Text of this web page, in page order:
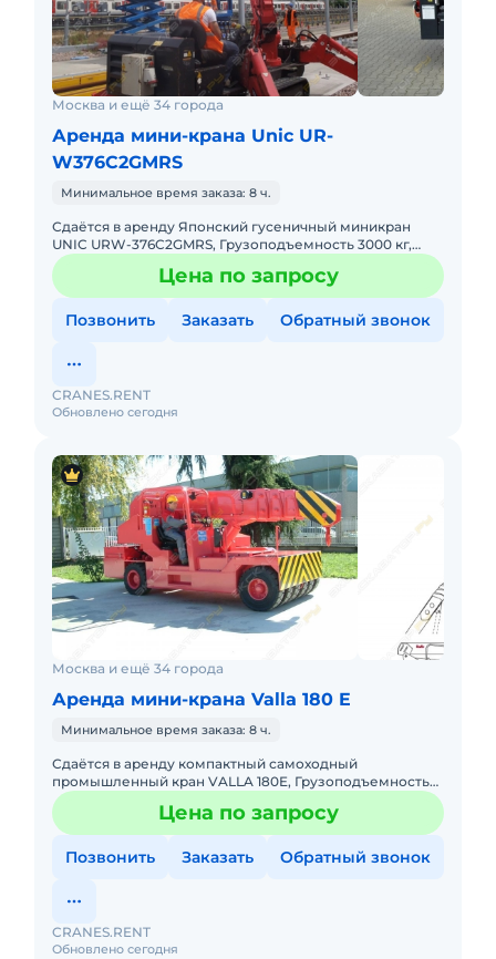
Москва и ещё 34 города
Аренда мини-крана Unic UR-
W376C2GMRS
Минимальное время заказа: 8 ч.
Сдаётся в аренду Японский гусеничный миникран
UNIC URW-376C2GMRS, Грузоподъемность 3000 кг,
вылет стрелы 15 м. Габариты в сложенном положении:
Ширина – 130 см.;Цена по запросу
Позвонить Заказать Обратный звонок
Обновлено сегодня
CRANES.RENT
Москва и ещё 34 города
Аренда мини-крана Valla 180 E
Минимальное время заказа: 8 ч.
Сдаётся в аренду компактный самоходный
промышленный кран VALLA 180E, Грузоподъемность
18000 кг, Высота подъема груза 11 м, Горизонтальный
вылет стрелы 7 м.Цена по запросу
Позвонить Заказать Обратный звонок
Обновлено сегодня
CRANES.RENT